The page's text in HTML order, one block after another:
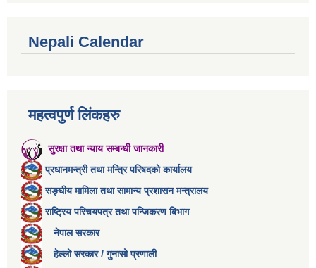
Nepali Calendar
महत्वपुर्ण लिंकहरु
सुरक्षा तथा न्याय सम्बन्धी जानकारी
प्रधानमन्त्री तथा मन्त्रि परिषदको कार्यालय
सङ्घीय मामिला तथा सामान्य प्रशासन मन्त्रालय
राष्ट्रिय परिचयपत्र तथा पन्जिकरण बिभाग
नेपाल सरकार
हेल्लो सरकार / गुनासो प्रणाली